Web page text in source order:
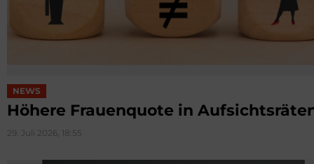
NEWS
Höhere Frauenquote in
29. Juli 2026, 18:55